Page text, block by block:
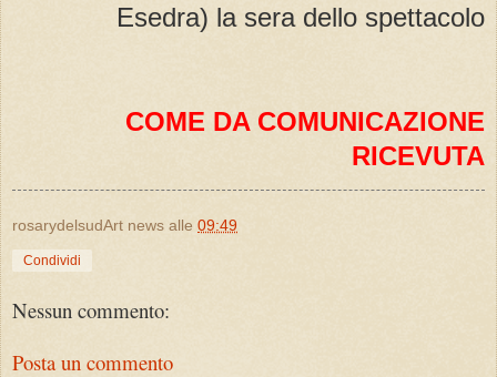
Esedra) la sera dello spettacolo
COME DA COMUNICAZIONE
RICEVUTA
rosarydelsudArt news alle 09:49
Condividi
Nessun commento:
Posta un commento